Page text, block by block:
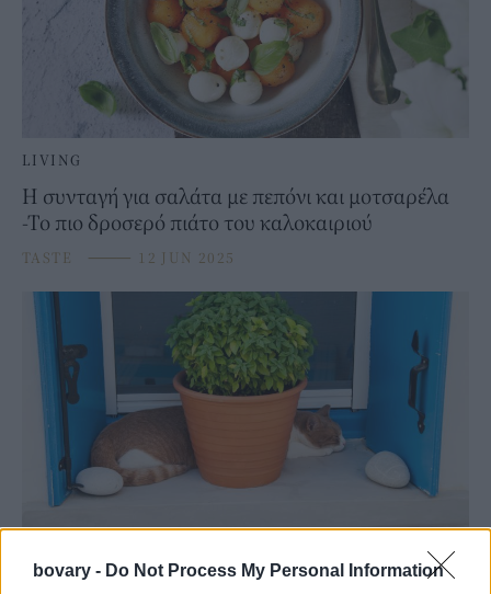
bovary - Do Not Process My Personal Information
LIVING
Η συνταγή για σαλάτα με πεπόνι και μοτσαρέλα
-Το πιο δροσερό πιάτο του καλοκαιριού
TASTE ⸻ 12 JUN 2025
LIVING